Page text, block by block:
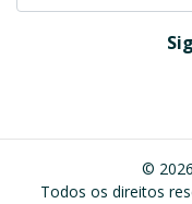
©
Todos os direitos